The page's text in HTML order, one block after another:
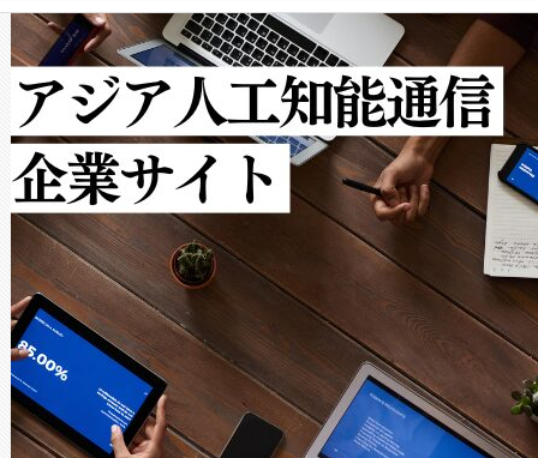
クルの各段階のデータを監視
[…]
で向上し、最大検知距離は
ットだけで最大1キロメート
ルの変電所周囲を監視でき、
作業と点群処理を簡素化でき
Avia 2は、2種類のFOVオプシ
× 80°のノーマルモード、長
ードを切り替えて使用するこ
ることなく、単一のデバイス
うにします。遠距離まで届く